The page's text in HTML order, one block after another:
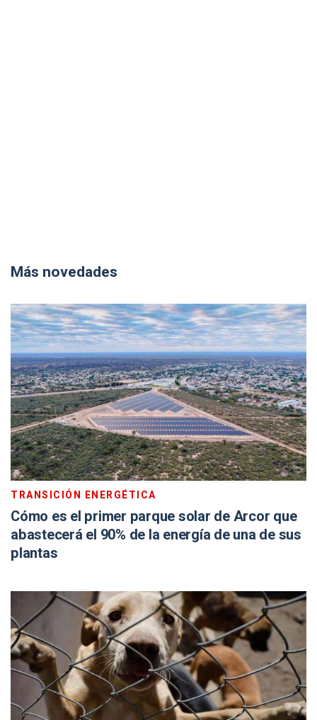
Más novedades
TRANSICIÓN ENERGÉTICA
Cómo es el primer parque solar de Arcor que
abastecerá el 90% de la energía de una de sus
plantas